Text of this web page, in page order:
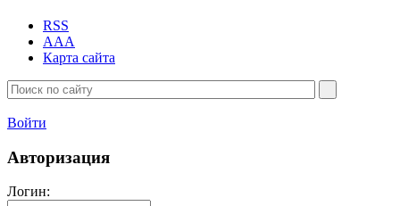
RSS
AAA
Карта сайта
Войти
Авторизация
Логин: